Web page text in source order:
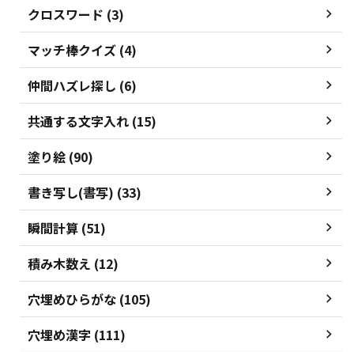
クロスワード (3)
マッチ棒クイズ (4)
仲間ハズレ探し (6)
共通する文字入れ (15)
塗り絵 (90)
書き写し(書写) (33)
瞬間計算 (51)
積み木数え (12)
穴埋めひらがな (105)
穴埋め漢字 (111)